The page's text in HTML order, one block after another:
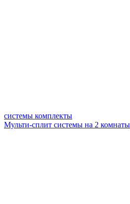
системы комплекты
Мульти-сплит системы на 2 комнаты